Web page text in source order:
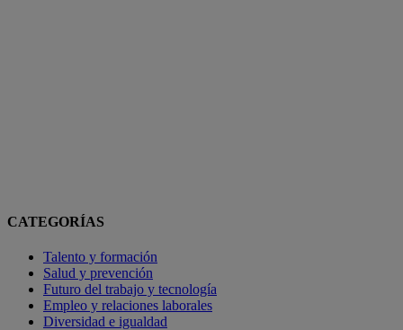
CATEGORÍAS
Talento y formación
Salud y prevención
Futuro del trabajo y tecnología
Empleo y relaciones laborales
Diversidad e igualdad